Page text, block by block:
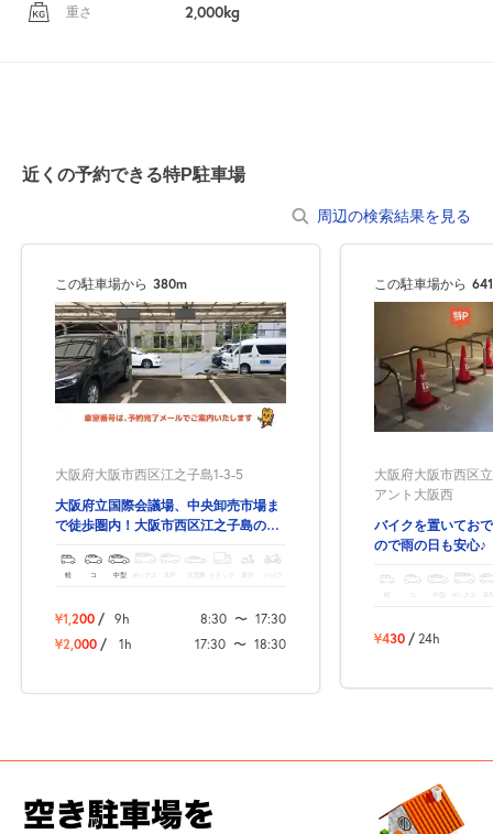
重さ 2,000kg
近くの予約できる特P駐車場
周辺の検索結果を見る
この駐車場から 380m
大阪府大阪市西区江之子島1-3-5
大阪府立国際会議場、中央卸売市場ま
で徒歩圏内！大阪市西区江之子島の予
軽 コ 中型 ボックス SUV 大型車 トラック バイク
¥1,200 / 9h 8:30 〜 17:30
¥2,000 / 1h 17:30 〜 18:30
この駐車場から
大阪府大阪市西区
アント大阪西
バイクを置いてお
ので雨の日も安心♪
軽 中型 ボックス
¥430 / 24h